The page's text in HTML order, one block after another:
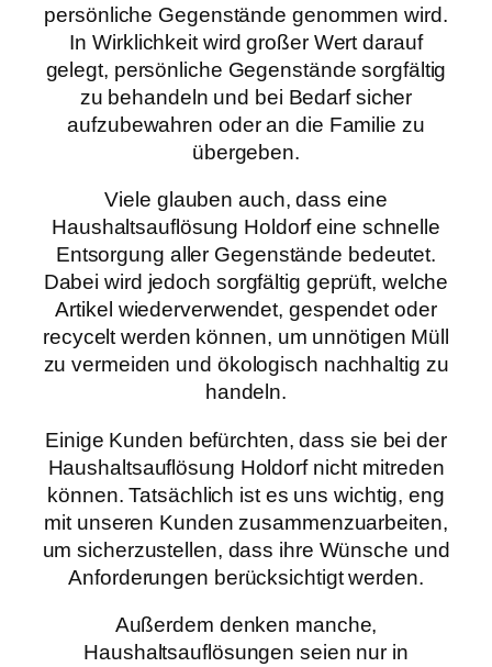
persönliche Gegenstände genommen wird.
In Wirklichkeit wird großer Wert darauf
gelegt, persönliche Gegenstände sorgfältig
zu behandeln und bei Bedarf sicher
aufzubewahren oder an die Familie zu
übergeben.
Viele glauben auch, dass eine
Haushaltsauflösung Holdorf eine schnelle
Entsorgung aller Gegenstände bedeutet.
Dabei wird jedoch sorgfältig geprüft, welche
Artikel wiederverwendet, gespendet oder
recycelt werden können, um unnötigen Müll
zu vermeiden und ökologisch nachhaltig zu
handeln.
Einige Kunden befürchten, dass sie bei der
Haushaltsauflösung Holdorf nicht mitreden
können. Tatsächlich ist es uns wichtig, eng
mit unseren Kunden zusammenzuarbeiten,
um sicherzustellen, dass ihre Wünsche und
Anforderungen berücksichtigt werden.
Außerdem denken manche,
Haushaltsauflösungen seien nur in